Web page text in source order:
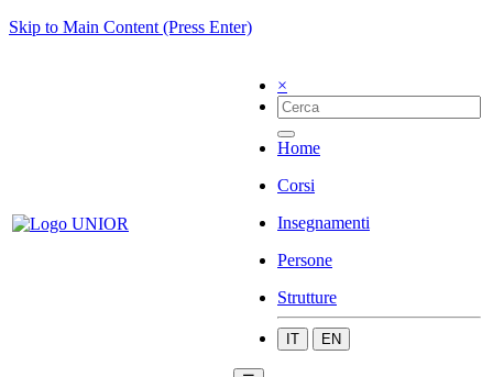
Skip to Main Content (Press Enter)
×
Home
Corsi
Insegnamenti
Persone
Strutture
IT EN